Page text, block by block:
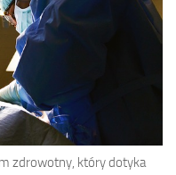
zdrowotny, który dotyka